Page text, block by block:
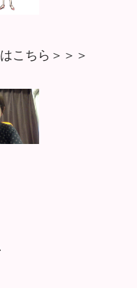
こちら＞＞＞